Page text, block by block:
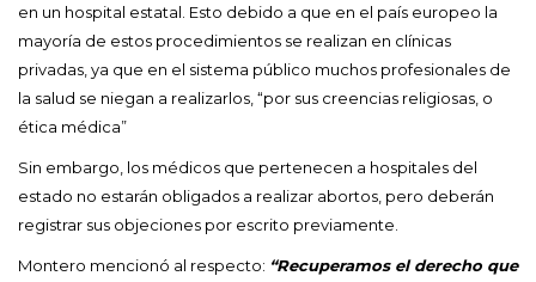
en un hospital estatal. Esto debido a que en el país europeo la
mayoría de estos procedimientos se realizan en clínicas
privadas, ya que en el sistema público muchos profesionales de
la salud se niegan a realizarlos, “por sus creencias religiosas, o
ética médica”
Sin embargo, los médicos que pertenecen a hospitales del
estado no estarán obligados a realizar abortos, pero deberán
registrar sus objeciones por escrito previamente.
Montero mencionó al respecto: “Recuperamos el derecho que